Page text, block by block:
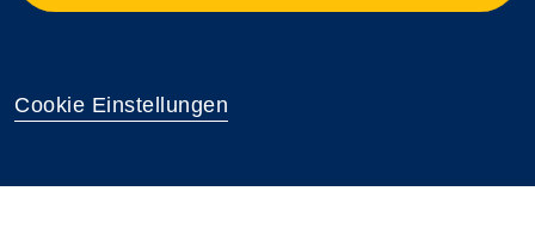
Cookie Einstellungen